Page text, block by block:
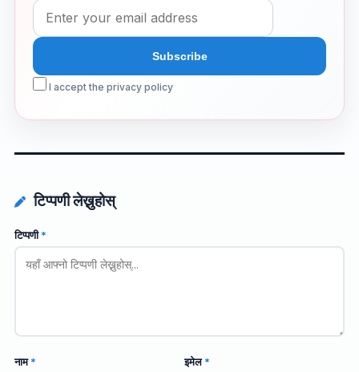
I accept the privacy policy
टिप्पणी लेख्नुहोस्
टिप्पणी*
नाम* इमेल*